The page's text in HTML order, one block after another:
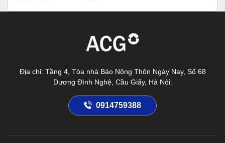
Địa chỉ: Tầng 4, Tòa nhà Báo Nông Thôn Ngày Nay, Số 68
Dương Đình Nghệ, Cầu Giấy, Hà Nội.
0914759388